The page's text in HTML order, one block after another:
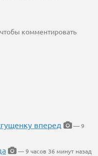
комментировать
вперед
— 9
— 9 часов 36 минут назад